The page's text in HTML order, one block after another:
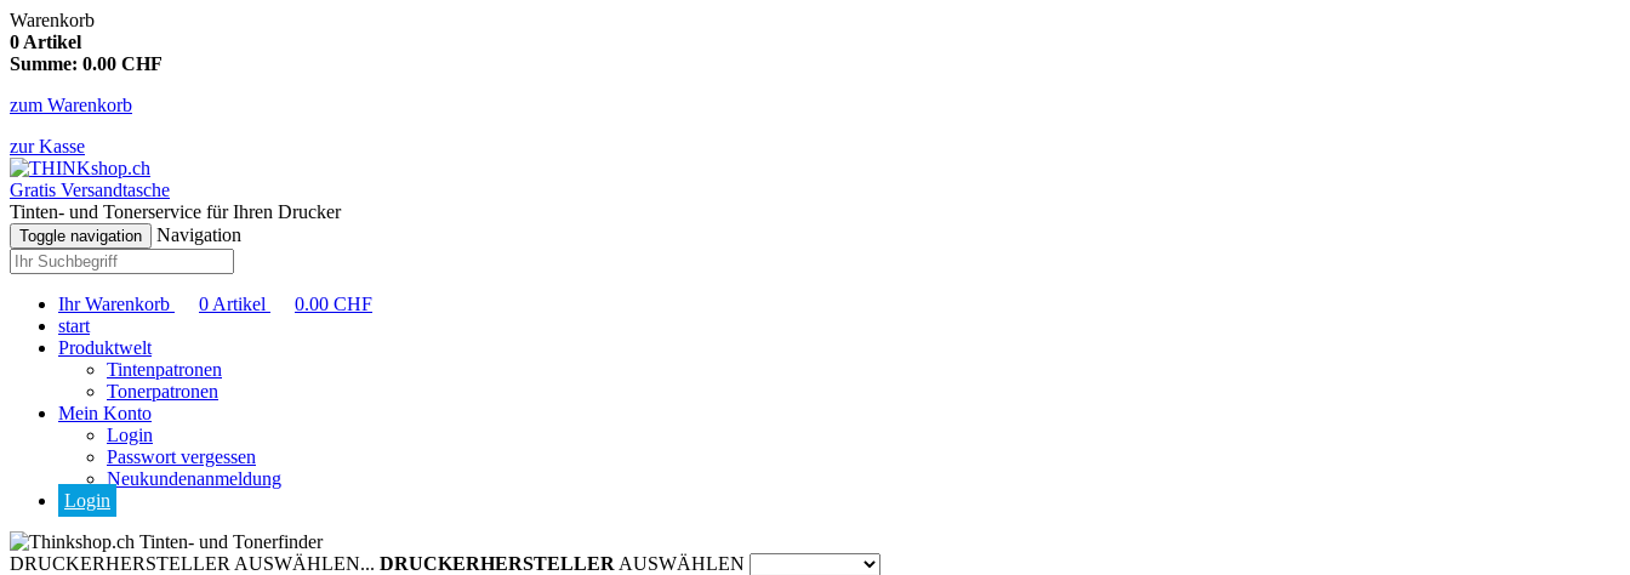
Warenkorb
0 Artikel
Summe: 0.00 CHF
zum Warenkorb
zur Kasse
Gratis Versandtasche
Tinten- und Tonerservice für Ihren Drucker
Toggle navigation Navigation
Ihr Warenkorb 0 Artikel 0.00 CHF
start
Produktwelt
Tintenpatronen
Tonerpatronen
Mein Konto
Login
Passwort vergessen
Neukundenanmeldung
Login
Tinten- und Tonerfinder
DRUCKERHERSTELLER AUSWÄHLEN... DRUCKERHERSTELLER AUSWÄHLEN